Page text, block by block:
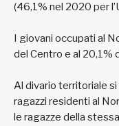
(46,1% nel 2020 per
I giovani occupati al
del Centro e al 20,1%
Al divario territoriale
ragazzi residenti al
le ragazze della